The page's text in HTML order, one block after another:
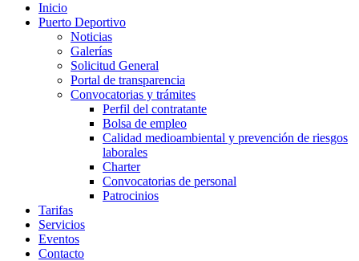
Inicio
Puerto Deportivo
Noticias
Galerías
Solicitud General
Portal de transparencia
Convocatorias y trámites
Perfil del contratante
Bolsa de empleo
Calidad medioambiental y prevención de riesgos
laborales
Charter
Convocatorias de personal
Patrocinios
Tarifas
Servicios
Eventos
Contacto